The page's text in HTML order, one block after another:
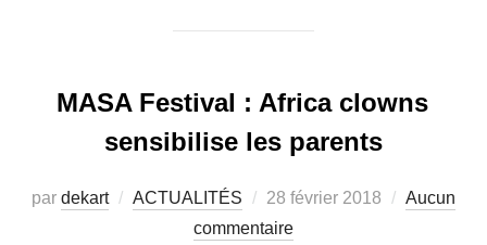
MASA Festival : Africa clowns
sensibilise les parents
par dekart ACTUALITÉS 28 février 2018
Aucun
commentaire